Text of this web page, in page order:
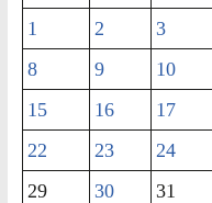
1
2 3
8
9 10
15
16 17
22
23 24
29
30 31